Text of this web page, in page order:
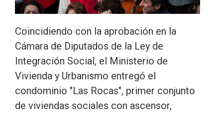
Coincidiendo con la aprobación en la
Cámara de Diputados de la Ley de
Integración Social, el Ministerio de
Vivienda y Urbanismo entregó el
condominio "Las Rocas", primer conjunto
de viviendas sociales con ascensor,